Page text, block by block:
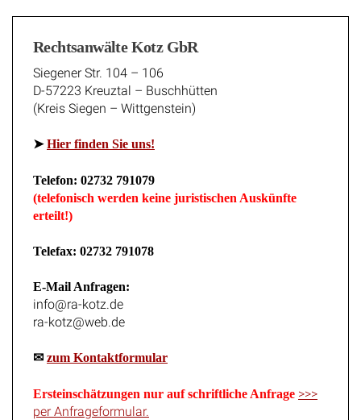
Rechtsanwälte Kotz GbR
Siegener Str. 104 – 106
D-57223 Kreuztal – Buschhütten
(Kreis Siegen – Wittgenstein)
➤Hier finden Sie uns!
Telefon: 02732 791079
(telefonisch werden keine juristischen Auskünfte
erteilt!)
Telefax: 02732 791078
E-Mail Anfragen:
info@ra-kotz.de
ra-kotz@web.de
✉ zum Kontaktformular
Ersteinschätzungen nur auf schriftliche Anfrage >>>
per Anfrageformular.